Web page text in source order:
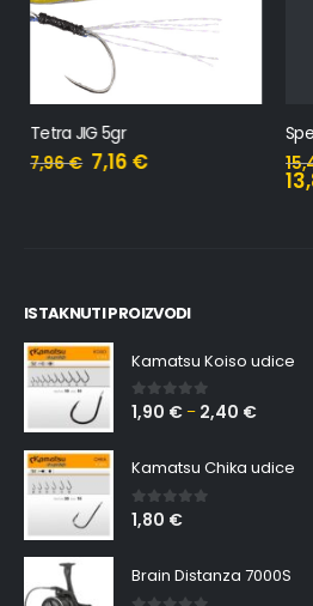
Tetra JIG 5gr
7,96€ 7,16€
ISTAKNUTI PROIZVODI
Kamatsu Koiso udice
0out of 5
1,90 € – 2,40 €
Kamatsu Chika udice
0out of 5
1,80 €
Brain Distanza 7000S